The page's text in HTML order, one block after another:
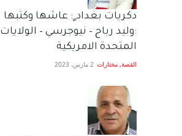
دكريات بغداد ٍ: عاشها وكتبها
:وليد رباح – نيوجرسي – الولايات
المتحدة الامريكية
القصة, مختارات 2 مارس، 2023